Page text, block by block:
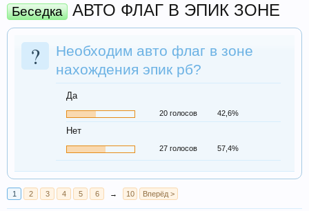
Беседка АВТО ФЛАГ В ЭПИК ЗОНЕ
?
Необходим авто флаг в зоне
нахождения эпик рб?
Да
20 голосов 42,6%
Нет
27 голосов 57,4%
1 2 3 4 5 6 → 10 Вперёд >